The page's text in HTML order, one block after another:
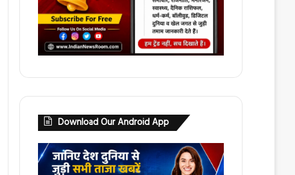
Download Our Android App